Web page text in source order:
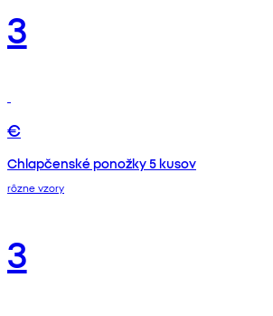
3
€
Chlapčenské ponožky 5 kusov
rôzne vzory
3